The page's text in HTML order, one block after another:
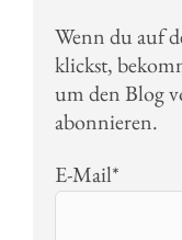
Wenn du auf
klickst,
um den Blog
abonnieren.
E-Mail*